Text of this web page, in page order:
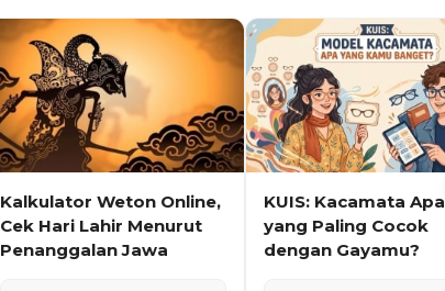
Kalkulator Weton Online,
Cek Hari Lahir Menurut
Penanggalan Jawa
KUIS: Kacamata Apa
yang Paling Cocok
dengan Gayamu?